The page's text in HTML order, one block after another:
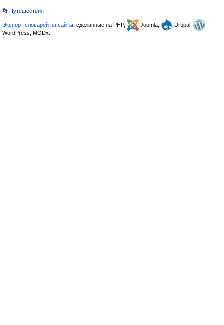
👣 Путешествия
Экспорт словарей на сайты , сделанные на PHP, Joomla,
Drupal,
WordPress, MODx.